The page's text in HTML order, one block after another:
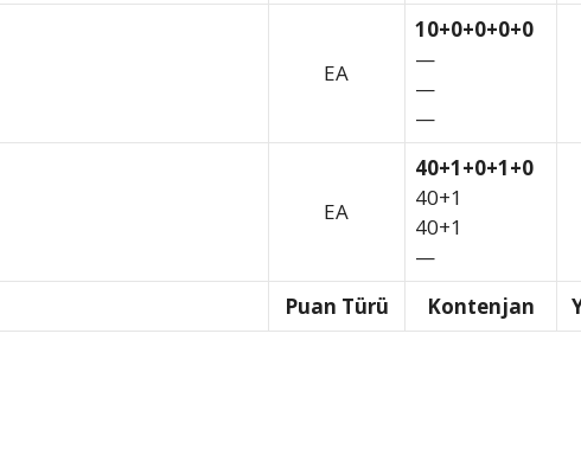
EA
10+0+0+0+0
—
—
—
EA
40+1+0+1+0
40+1
40+1
—
Puan Türü Kontenjan